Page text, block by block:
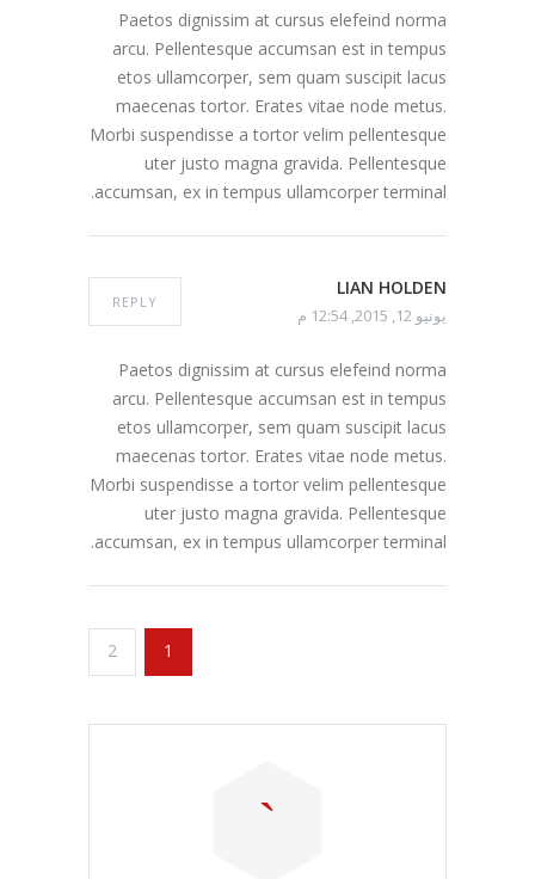
Paetos dignissim at cursus elefeind norma
arcu. Pellentesque accumsan est in tempus
etos ullamcorper, sem quam suscipit lacus
maecenas tortor. Erates vitae node metus.
Morbi suspendisse a tortor velim pellentesque
uter justo magna gravida. Pellentesque
accumsan, ex in tempus ullamcorper terminal.
LIAN HOLDEN
يونيو 12, 2015, 12:54 م
REPLY
Paetos dignissim at cursus elefeind norma
arcu. Pellentesque accumsan est in tempus
etos ullamcorper, sem quam suscipit lacus
maecenas tortor. Erates vitae node metus.
Morbi suspendisse a tortor velim pellentesque
uter justo magna gravida. Pellentesque
accumsan, ex in tempus ullamcorper terminal.
1
2